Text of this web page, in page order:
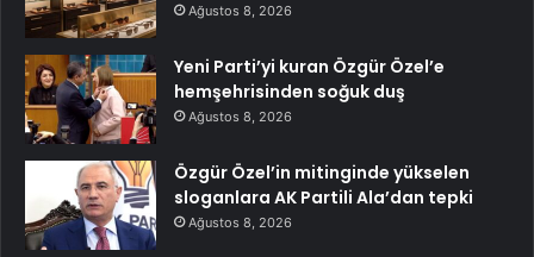
Ağustos 8, 2026
Yeni Parti’yi kuran Özgür Özel’e
hemşehrisinden soğuk duş
Ağustos 8, 2026
Özgür Özel’in mitinginde yükselen
sloganlara AK Partili Ala’dan tepki
Ağustos 8, 2026